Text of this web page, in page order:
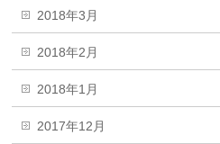
2018年3月
2018年2月
2018年1月
2017年12月